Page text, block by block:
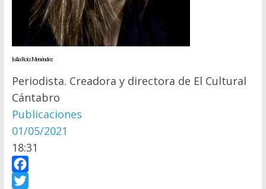
Julia Roiz Menéndez
Periodista. Creadora y directora de El Cultural
Cántabro
Publicaciones
01/05/2021
18:31
F